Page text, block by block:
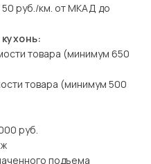
руб./км. от МКАД до
товара (минимум 650
товара (минимум 500
руб.
подъема